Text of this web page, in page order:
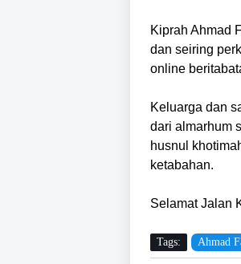
Kiprah Ahmad
dan seiring
online
Keluarga dan
dari almarhum
husnul
ketabahan.
Selamat Jalan
Tags: Ahmad